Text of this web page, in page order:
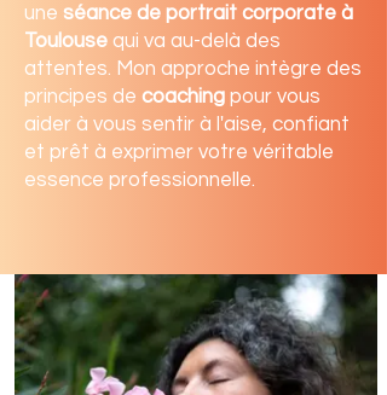
une séance de portrait corporate à
Toulouse qui va au-delà des
attentes. Mon approche intègre des
principes de coaching pour vous
aider à vous sentir à l'aise, confiant
et prêt à exprimer votre véritable
essence professionnelle.